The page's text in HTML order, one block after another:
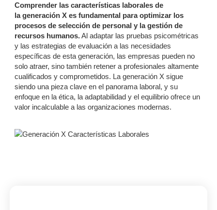
Comprender las características laborales de
la generación X es fundamental para optimizar los
procesos de selección de personal y la gestión de
recursos humanos.Al adaptar las pruebas psicométricas
y las estrategias de evaluación a las necesidades
específicas de esta generación, las empresas pueden no
solo atraer, sino también retener a profesionales altamente
cualificados y comprometidos. La generación X sigue
siendo una pieza clave en el panorama laboral, y su
enfoque en la ética, la adaptabilidad y el equilibrio ofrece un
valor incalculable a las organizaciones modernas.